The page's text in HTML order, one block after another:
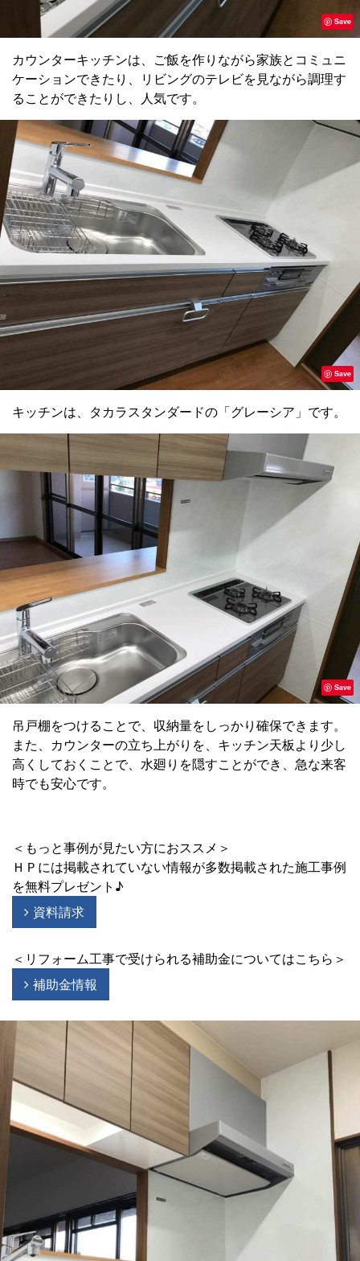
Save
カウンターキッチンは、ご飯を作りながら家族とコミュニ
ケーションできたり、リビングのテレビを見ながら調理す
ることができたりし、人気です。
Save
キッチンは、タカラスタンダードの「グレーシア」です。
Save
吊戸棚をつけることで、収納量をしっかり確保できます。
また、カウンターの立ち上がりを、キッチン天板より少し
高くしておくことで、水廻りを隠すことができ、急な来客
時でも安心です。
＜もっと事例が見たい方におススメ＞
ＨＰには掲載されていない情報が多数掲載された施工事例
を無料プレゼント♪
資料請求
＜リフォーム工事で受けられる補助金についてはこちら＞
補助金情報